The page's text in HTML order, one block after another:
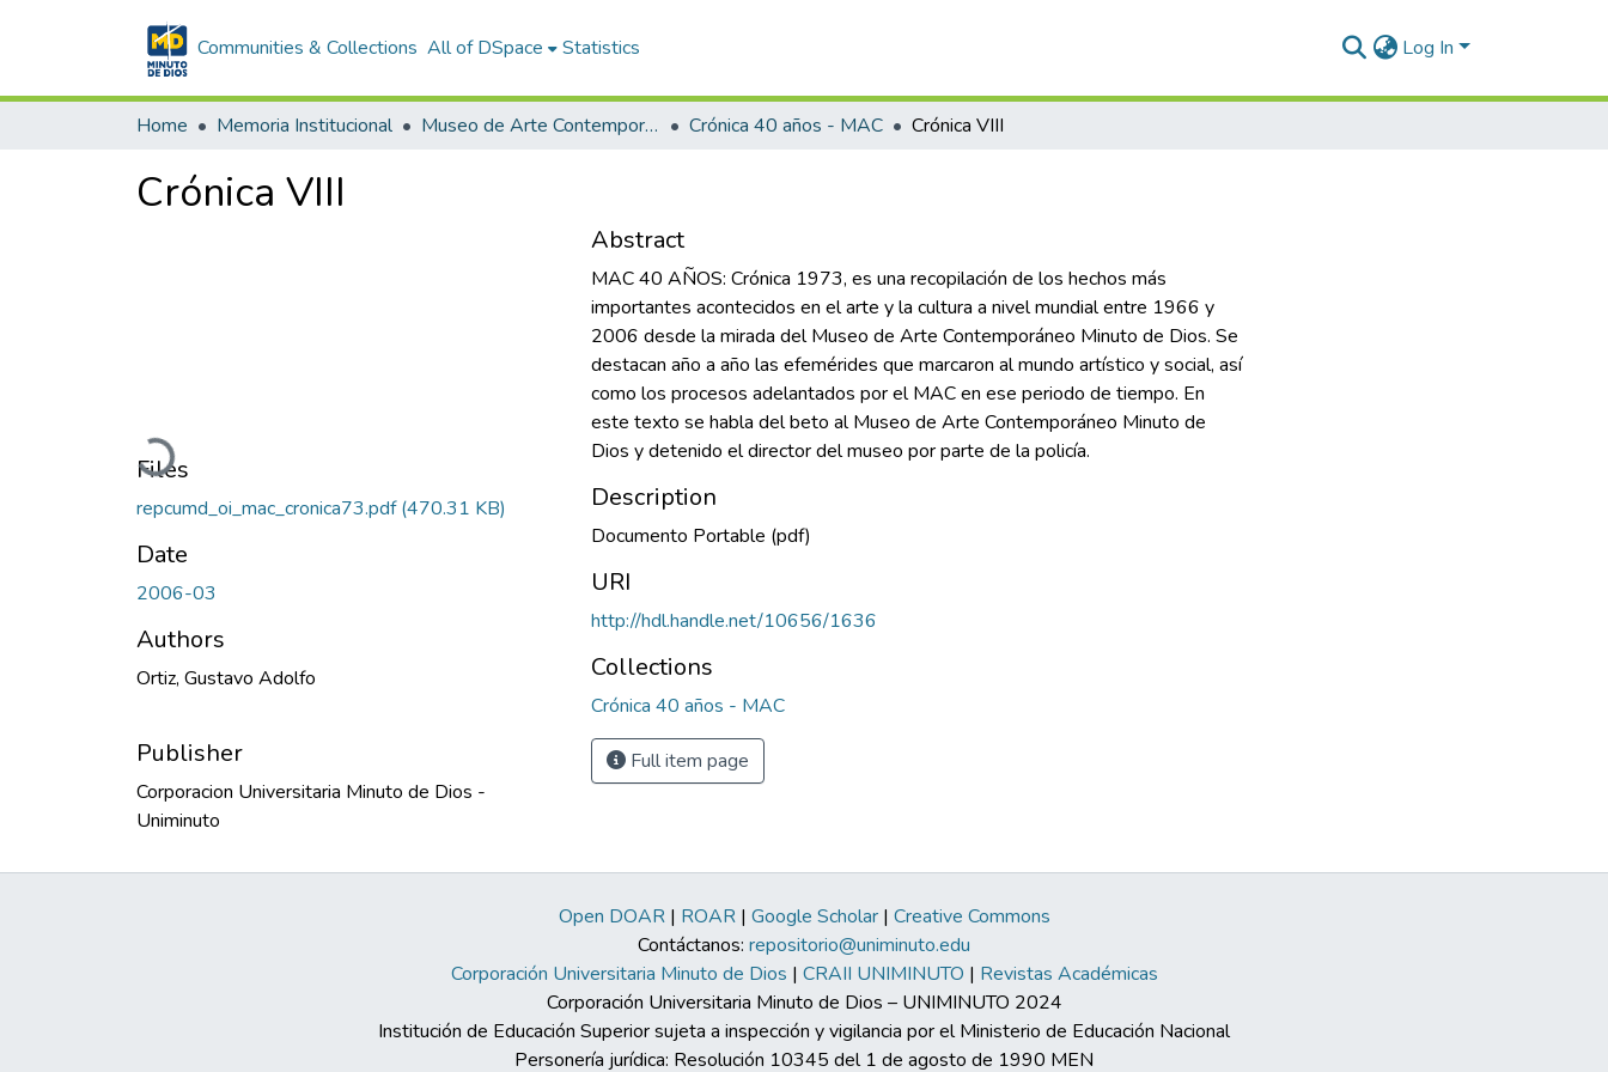
Communities & Collections All of DSpace Statistics Log In
Home Memoria Institucional Museo de Arte Contemporáneo - MAC Crónica 40 años - MAC Crónica VIII
Crónica VIII
Loading...
Files
repcumd_oi_mac_cronica73.pdf(470.31 KB)
Date
2006-03
Authors
Ortiz, Gustavo Adolfo
Publisher
Corporacion Universitaria Minuto de Dios -
Uniminuto
Abstract
MAC 40 AÑOS: Crónica 1973, es una recopilación de los hechos más
importantes acontecidos en el arte y la cultura a nivel mundial entre 1966 y
2006 desde la mirada del Museo de Arte Contemporáneo Minuto de Dios. Se
destacan año a año las efemérides que marcaron al mundo artístico y social, así
como los procesos adelantados por el MAC en ese periodo de tiempo. En
este texto se habla del beto al Museo de Arte Contemporáneo Minuto de
Dios y detenido el director del museo por parte de la policía.
Description
Documento Portable (pdf)
URI
http://hdl.handle.net/10656/1636
Collections
Crónica 40 años - MAC
Full item page
Open DOAR| ROAR| Google Scholar| Creative Commons
Contáctanos: repositorio@uniminuto.edu
Corporación Universitaria Minuto de Dios | CRAII UNIMINUTO | Revistas Académicas
Corporación Universitaria Minuto de Dios – UNIMINUTO 2024
Institución de Educación Superior sujeta a inspección y vigilancia por el Ministerio de Educación Nacional
Personería jurídica: Resolución 10345 del 1 de agosto de 1990 MEN